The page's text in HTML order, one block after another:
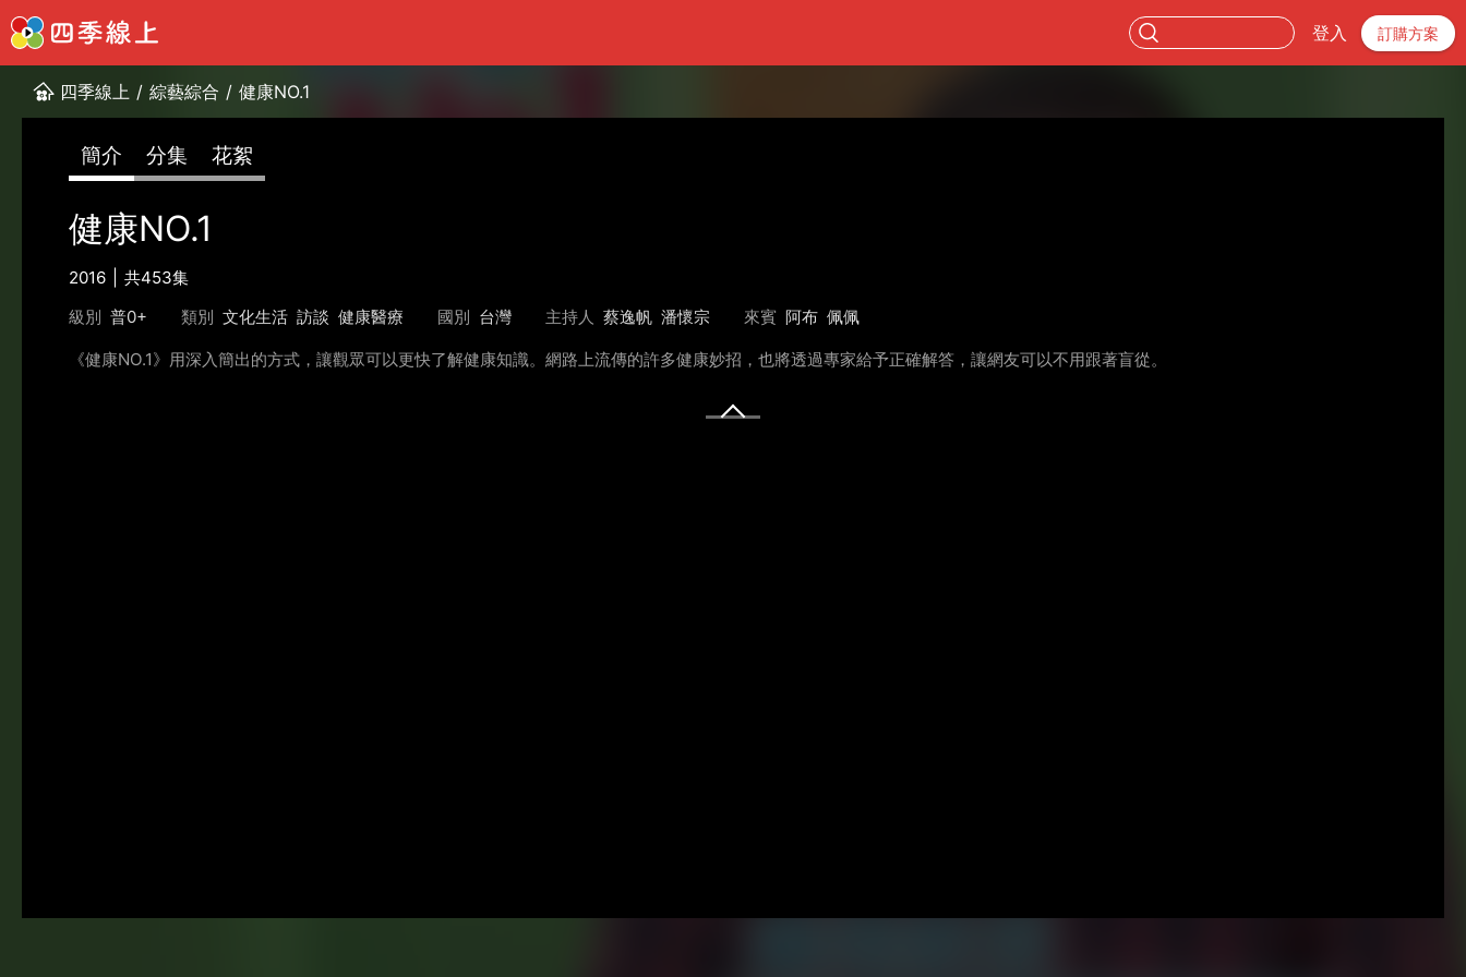
登入 訂購方案
四季線上 / 綜藝綜合 / 健康NO.1
簡介 分集 花絮
健康NO.1
2016
共453集
級別 普0+ 類別 文化生活 訪談 健康醫療 國別 台灣 主持人 蔡逸帆 潘懷宗 來賓 阿布 佩佩
《健康NO.1》用深入簡出的方式，讓觀眾可以更快了解健康知識。網路上流傳的許多健康妙招，也將透過專家給予正確解答，讓網友可以不用跟著盲從。